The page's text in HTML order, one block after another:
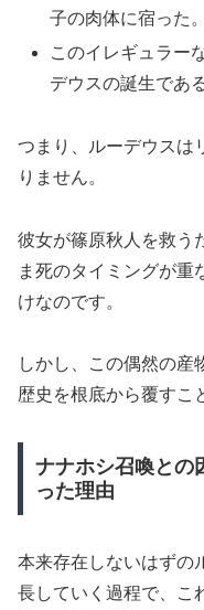
子の肉体に宿った。
このイレギュラー
デウスの誕生である
つまり、ルーデウスは
りません。
彼女が篠原秋人を救う
ま死のタイミングが重
けなのです。
しかし、この偶然の産
歴史を根底から覆すこ
ナナホシ召喚との
った理由
本来存在しないはずの
長していく過程で、こ